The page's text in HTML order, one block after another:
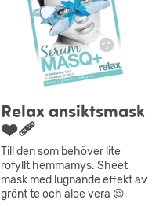
Relax ansiktsmask
❤️‍🩹
Till den som behöver lite
rofyllt hemmamys. Sheet
mask med lugnande effekt av
grönt te och aloe vera 😌